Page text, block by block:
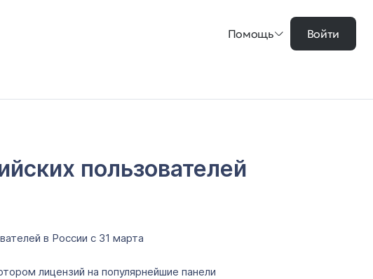
Помощь Войти
пользователей
в России с 31 марта
лицензий на популярнейшие панели